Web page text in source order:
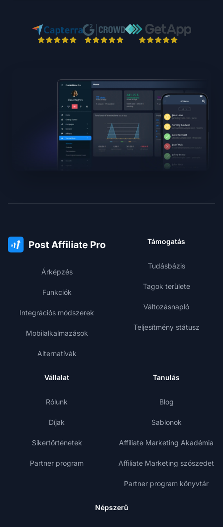
Árképzés
Funkciók
Integrációs módszerek
Mobilalkalmazások
Alternatívák
Támogatás
Tudásbázis
Tagok területe
Változásnapló
Teljesítmény státusz
Vállalat
Rólunk
Díjak
Sikertörténetek
Partner program
Tanulás
Blog
Sablonok
Affiliate Marketing Akadémia
Affiliate Marketing szószedet
Partner program könyvtár
Népszerű